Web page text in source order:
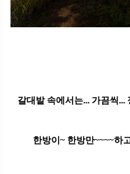
갈대밭 속에서는... 가끔씩...
한방이~ 한방만~~~~하